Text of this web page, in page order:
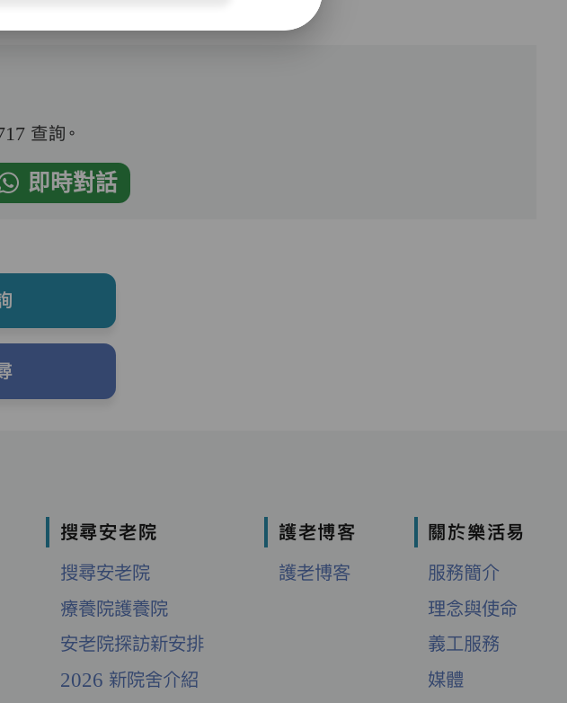
查詢。
即時對話
搜尋安老院
搜尋安老院
療養院護養院
安老院探訪新安排
2026 新院舍介紹
護老博客
護老博客
關於樂活易
服務簡介
理念與使命
義工服務
媒體